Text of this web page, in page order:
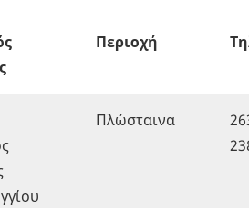
Περιοχή
Πλώσταινα